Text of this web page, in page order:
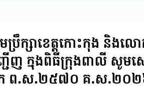
ប្រឹក្សាខេត្តកោះកុង និ
ើញ​ ក្នុងពិធី​ក្រុង​ពាលី​ សូម
ឋ​ស័ក​ ព.ស.២៥៧០​ គ.ស.២០